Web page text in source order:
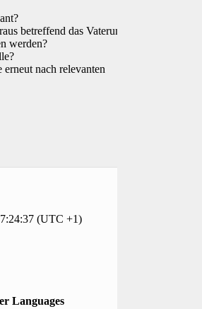
betreffend das Vaterunser?
werden?
nach relevanten
(UTC +1)
Languages